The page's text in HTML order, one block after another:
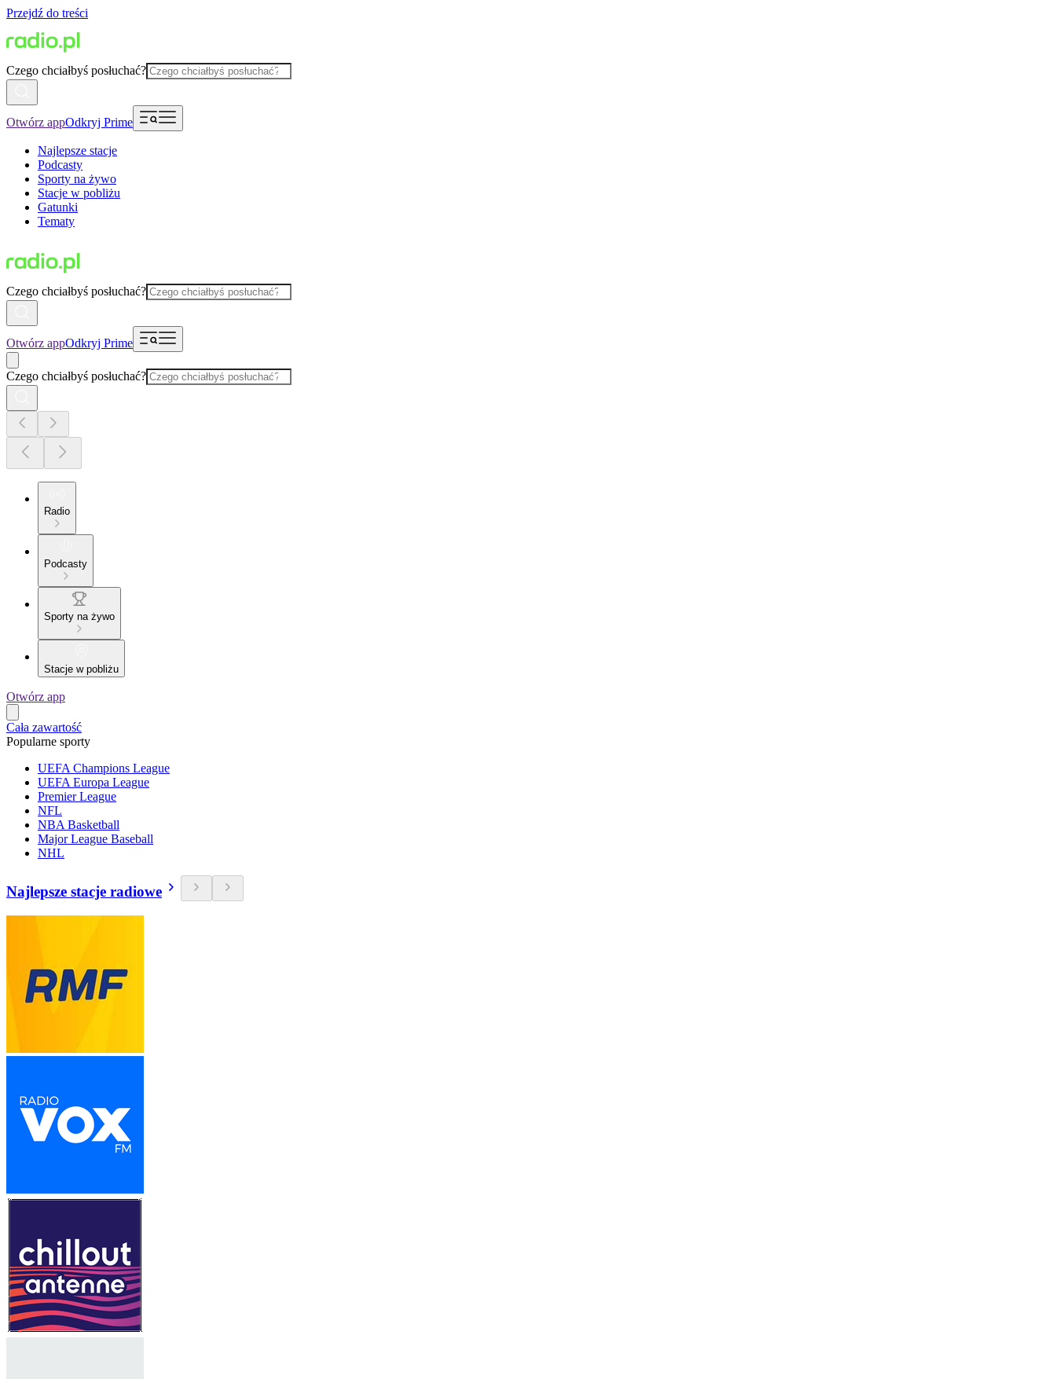
Przejdź do treści
Czego chciałbyś posłuchać?
Otwórz appOdkryj Prime
Najlepsze stacje
Podcasty
Sporty na żywo
Stacje w pobliżu
Gatunki
Tematy
Czego chciałbyś posłuchać?
Otwórz appOdkryj Prime
Czego chciałbyś posłuchać?
Radio
Podcasty
Sporty na żywo
Stacje w pobliżu
Otwórz app
Cała zawartość
Popularne sporty
UEFA Champions League
UEFA Europa League
Premier League
NFL
NBA Basketball
Major League Baseball
NHL
Najlepsze stacje radiowe